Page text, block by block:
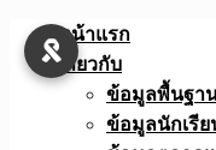
Skip
หน้าแรก
เกี่ยวกับ
ข้อมูลพื้นฐา
ข้อมูลนักเรีย